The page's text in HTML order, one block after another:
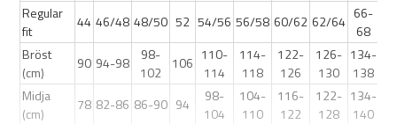
Färg:
Pine Green Check
Regular
fit
44 46/48 48/50 52 54/56 56/58 60/62 62/64 66-
68
Bröst
(cm)
90 94-98
98-
102
106 110-
114
114-
118
122-
126
126-
130
134-
138
Midja
(cm)
78 82-86 86-90 94
98-
104
104-
110
116-
122
122-
128
134-
140